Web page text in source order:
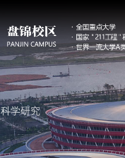
科学研究